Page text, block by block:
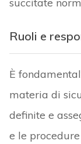
Ruoli e
È
materia di
definite e
e le